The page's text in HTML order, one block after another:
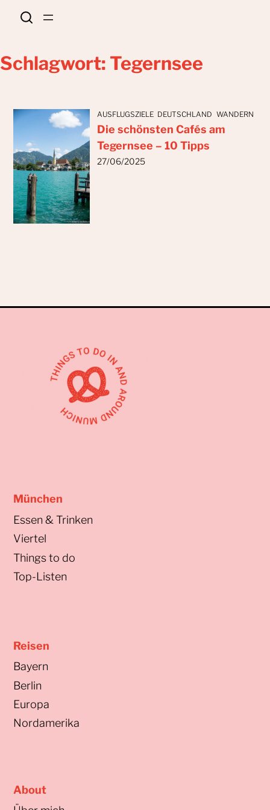
Zum
Inhalt
Schlagwort: Tegernsee
AUSFLUGSZIELE DEUTSCHLAND WANDERN
Die schönsten Cafés am
Tegernsee – 10 Tipps
27/06/2025
München
Essen & Trinken
Viertel
Things to do
Top-Listen
Reisen
Bayern
Berlin
Europa
Nordamerika
About